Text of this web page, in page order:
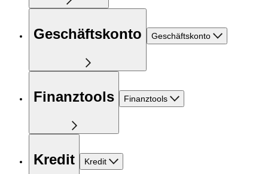
Geschäftskonto Geschäftskonto
Finanztools Finanztools
Kredit Kredit